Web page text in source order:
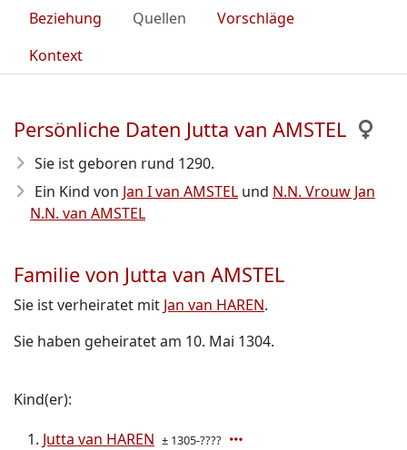
Beziehung
Quellen
Vorschläge
Kontext
Persönliche Daten Jutta van AMSTEL
Sie ist geboren rund 1290.
Ein Kind von Jan I van AMSTEL und N.N. Vrouw Jan
N.N. van AMSTEL
Familie von Jutta van AMSTEL
Sie ist verheiratet mit Jan van HAREN.
Sie haben geheiratet am 10. Mai 1304.
Kind(er):
Jutta van HAREN ± 1305-????